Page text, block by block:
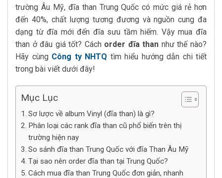
trường Âu Mỹ, đĩa than Trung Quốc có mức giá rẻ hơn
đến 40%, chất lượng tương đương và nguồn cung đa
dạng từ đĩa mới đến đĩa sưu tầm hiếm. Vậy mua đĩa
than ở đâu giá tốt? Cách order đĩa than như thế nào?
Hãy cùng Công ty NHTQ tìm hiểu hướng dẫn chi tiết
trong bài viết dưới đây!
Mục Lục
Sơ lược về album Vinyl (đĩa than) là gì?
Phân loại các rank đĩa than cũ phổ biến trên thị
trường hiện nay
So sánh đĩa than Trung Quốc với đĩa Than Âu Mỹ
Tại sao nên order đĩa than tại Trung Quốc?
Cách mua đĩa than Trung Quốc đơn giản, nhanh